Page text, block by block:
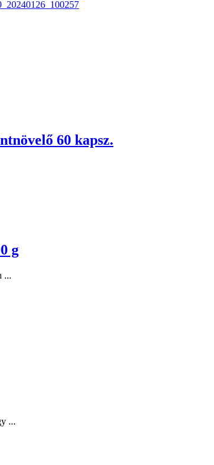
60 kapsz.
g
...
...